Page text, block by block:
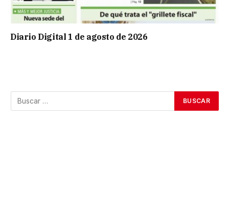
Diario Digital 1 de agosto de 2026